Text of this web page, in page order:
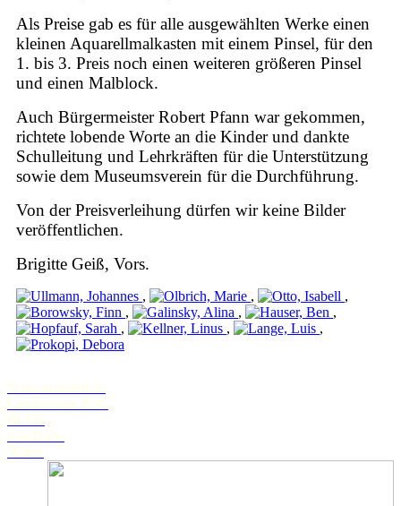
Als Preise gab es für alle ausgewählten Werke einen
kleinen Aquarellmalkasten mit einem Pinsel, für den
1. bis 3. Preis noch einen weiteren größeren Pinsel
und einen Malblock.
Auch Bürgermeister Robert Pfann war gekommen,
richtete lobende Worte an die Kinder und dankte
Schulleitung und Lehrkräften für die Unterstützung
sowie dem Museumsverein für die Durchführung.
Von der Preisverleihung dürfen wir keine Bilder
veröffentlichen.
Brigitte Geiß, Vors.
, ,
,
,
,
,
,
, ,
Schwanstetten.de
Landratsamt Roth
BLFD
Landkarte
Wetter